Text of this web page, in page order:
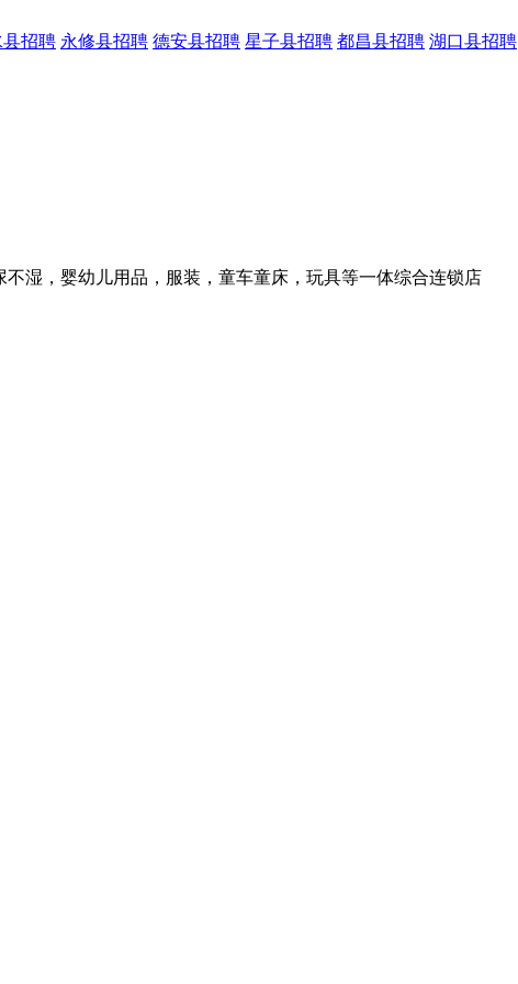
招聘 永修县招聘 德安县招聘 星子县招聘 都昌县招聘 湖口县招聘
湿，婴幼儿用品，服装，童车童床，玩具等一体综合连锁店